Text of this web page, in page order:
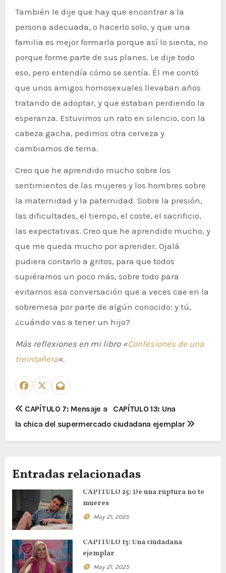
También le dije que hay que encontrar a la
persona adecuada, o hacerlo solo, y que una
familia es mejor formarla porque así lo sienta, no
porque forme parte de sus planes. Le dije todo
eso, pero entendía cómo se sentía. Él me contó
que unos amigos homosexuales llevaban años
tratando de adoptar, y que estaban perdiendo la
esperanza. Estuvimos un rato en silencio, con la
cabeza gacha, pedimos otra cerveza y
cambiamos de tema.
Creo que he aprendido mucho sobre los
sentimientos de las mujeres y los hombres sobre
la maternidad y la paternidad. Sobre la presión,
las dificultades, el tiempo, el coste, el sacrificio,
las expectativas. Creo que he aprendido mucho, y
que me queda mucho por aprender. Ojalá
pudiera contarlo a gritos, para que todos
supiéramos un poco más, sobre todo para
evitarnos esa conversación que a veces cae en la
sobremesa por parte de algún conocido: y tú,
¿cuándo vas a tener un hijo?
Más reflexiones en mi libro «Confesiones de una
treintañera«.
N
a
e
g
a
c
i
CAPÍTULO 7: Mensaje a
la chica del supermercado
CAPÍTULO 13: Una
ciudadana ejemplar
Entradas relacionadas
CAPÍTULO 25: De una ruptura no te
mueres
May 21, 2025
CAPÍTULO 13: Una ciudadana
ejemplar
May 21, 2025